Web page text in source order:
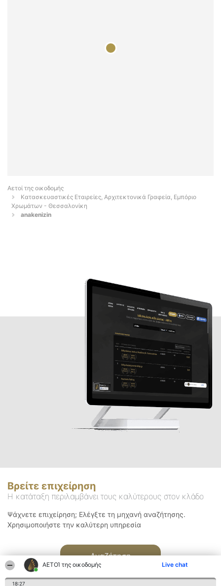
ΑΕΤΟΊ της οικοδομής Live chat
18:27
Αετοί της οικοδομής
Κατασκευαστικές Εταιρείες, Αρχιτεκτονικά Γραφεία, Εμπόριο
Χρωμάτων - Θεσσαλονίκη
anakenizin
Βρείτε επιχείρηση
Η κατάταξη περιλαμβάνει τους καλύτερους στον κλάδο
Ψάχνετε επιχείρηση; Ελέγξτε τη μηχανή αναζήτησης.
Χρησιμοποιήστε την καλύτερη υπηρεσία
Αναζήτηση